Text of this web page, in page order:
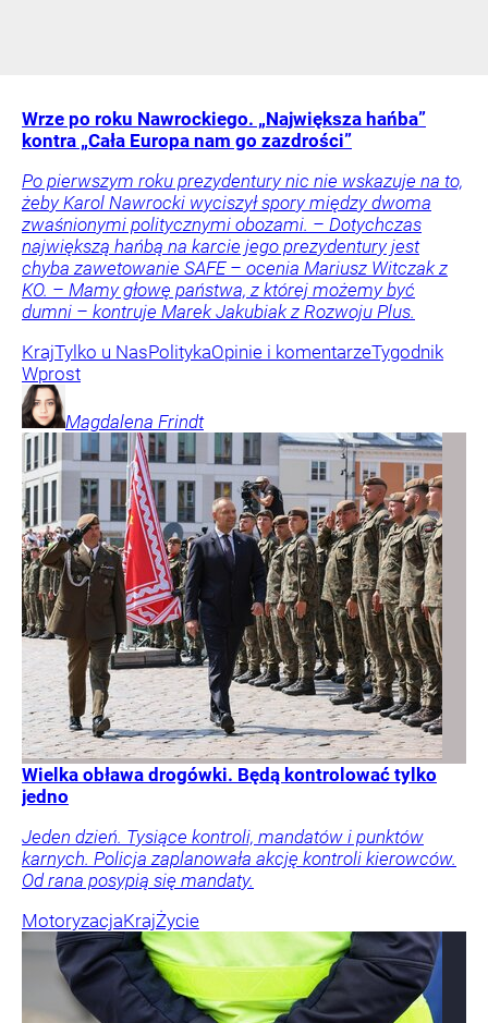
Wrze po roku Nawrockiego. „Największa hańba”
kontra „Cała Europa nam go zazdrości”
Po pierwszym roku prezydentury nic nie wskazuje na to,
żeby Karol Nawrocki wyciszył spory między dwoma
zwaśnionymi politycznymi obozami. – Dotychczas
największą hańbą na karcie jego prezydentury jest
chyba zawetowanie SAFE – ocenia Mariusz Witczak z
KO. – Mamy głowę państwa, z której możemy być
dumni – kontruje Marek Jakubiak z Rozwoju Plus.
KrajTylko u NasPolitykaOpinie i komentarzeTygodnik
Wprost
Magdalena Frindt
Wielka obława drogówki. Będą kontrolować tylko
jedno
Jeden dzień. Tysiące kontroli, mandatów i punktów
karnych. Policja zaplanowała akcję kontroli kierowców.
Od rana posypią się mandaty.
MotoryzacjaKrajŻycie